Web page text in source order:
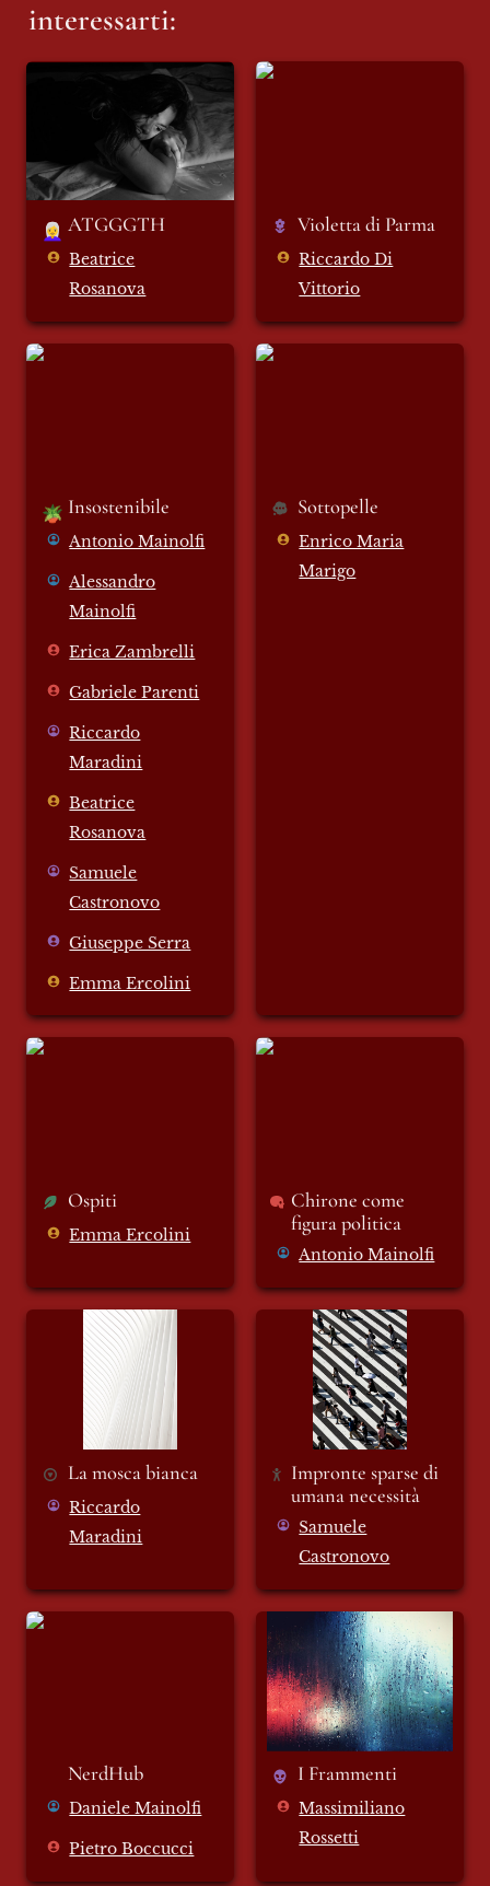
interessarti:
ATGGGTH
👩‍🦳 ATGGGTH
Beatrice
Rosanova
Violetta di Parma
Violetta di Parma
Riccardo Di
Vittorio
Insostenibile
🪴 Insostenibile
Antonio Mainolfi
Alessandro
Mainolfi
Erica Zambrelli
Gabriele Parenti
Riccardo
Maradini
Beatrice
Rosanova
Samuele
Castronovo
Giuseppe Serra
Emma Ercolini
Sottopelle
Sottopelle
Enrico Maria
Marigo
Ospiti
Ospiti
Emma Ercolini
Chirone come figura
Chirone come
figura politica
Antonio Mainolfi
La mosca bianca
La mosca bianca
Riccardo
Maradini
Impronte sparse di
umana necessità
Impronte sparse di
umana necessità
Samuele
Castronovo
NerdHub
NerdHub
Daniele Mainolfi
Pietro Boccucci
I Frammenti
I Frammenti
Massimiliano
Rossetti